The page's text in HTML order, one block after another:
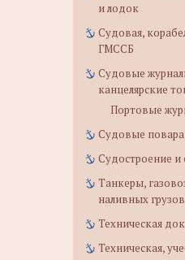
и лодок
Судовая,
ГМССБ
Судовые
канцелярские
Портовые
Судовые
Судостроение и
Танкеры,
наливных
Техническая
Техническая,